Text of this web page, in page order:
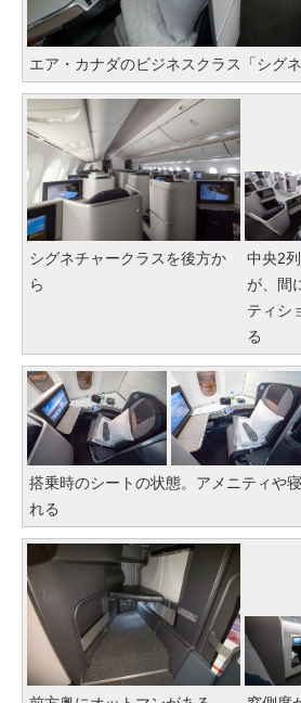
エア・カナダのビジネスクラス「シグ
シグネチャークラスを後方か
ら
中央2
が、間
ティシ
る
搭乗時のシートの状態。アメニティや
れる